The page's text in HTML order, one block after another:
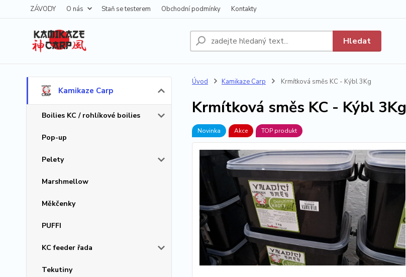
ZÁVODY O nás Staň se testerem Obchodní podmínky Kontakty
Hledat
Kamikaze Carp
Boilies KC / rohlíkové boilies
Pop-up
Pelety
Marshmellow
Měkčenky
PUFFI
KC feeder řada
Tekutiny
Úvod Kamikaze Carp Krmítková směs KC - Kýbl 3Kg
Krmítková směs KC - Kýbl 3Kg
Novinka Akce TOP produkt